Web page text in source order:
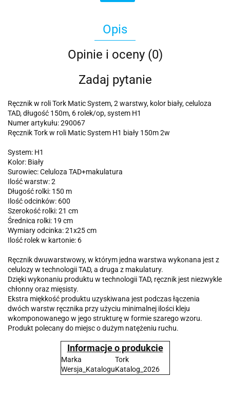
Opis
Opinie i oceny (0)
Zadaj pytanie
Ręcznik w roli Tork Matic System, 2 warstwy, kolor biały, celuloza
TAD, długość 150m, 6 rolek/op, system H1
Numer artykułu: 290067
Ręcznik Tork w roli Matic System H1 biały 150m 2w
System: H1
Kolor: Biały
Surowiec: Celuloza TAD+makulatura
Ilość warstw: 2
Długość rolki: 150 m
Ilość odcinków: 600
Szerokość rolki: 21 cm
Średnica rolki: 19 cm
Wymiary odcinka: 21x25 cm
Ilość rolek w kartonie: 6
Ręcznik dwuwarstwowy, w którym jedna warstwa wykonana jest z
celulozy w technologii TAD, a druga z makulatury.
Dzięki wykonaniu produktu w technologii TAD, ręcznik jest niezwykle
chłonny oraz mięsisty.
Ekstra miękkość produktu uzyskiwana jest podczas łączenia
dwóch warstw ręcznika przy użyciu minimalnej ilości kleju
wkomponowanego w jego strukturę w formie szarego wzoru.
Produkt polecany do miejsc o dużym natężeniu ruchu.
Informacje o produkcie
Marka
Tork
Wersja_KataloguKatalog_2026